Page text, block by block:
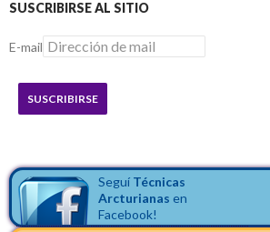
SUSCRIBIRSE AL SITIO
E-mail
SUSCRIBIRSE
Seguí Técnicas
Arcturianas en
Facebook!